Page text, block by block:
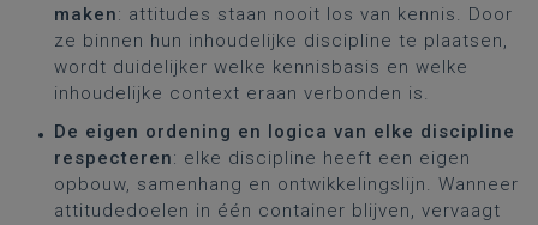
maken: attitudes staan nooit los van kennis. Door
ze binnen hun inhoudelijke discipline te plaatsen,
wordt duidelijker welke kennisbasis en welke
inhoudelijke context eraan verbonden is.
De eigen ordening en logica van elke discipline
respecteren: elke discipline heeft een eigen
opbouw, samenhang en ontwikkelingslijn. Wanneer
attitudedoelen in één container blijven, vervaagt